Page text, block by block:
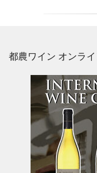
都農ワイン オンラ